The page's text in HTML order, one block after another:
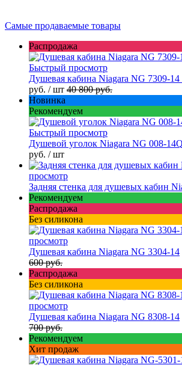
Самые продаваемые товары
Распродажа
Быстрый просмотр
Душевая кабина Niagara NG 7309-
руб. / шт 40 800 руб.
Новинка
Рекомендуем
Быстрый просмотр
Душевой уголок Niagara NG 008-
руб. / шт
просмотр
Задняя стенка для душевых кабин
Рекомендуем
Распродажа
Без силикона
просмотр
Душевая кабина Niagara NG 3304-14
600 руб.
Распродажа
Без силикона
просмотр
Душевая кабина Niagara NG 8308-14
700 руб.
Рекомендуем
Хит продаж